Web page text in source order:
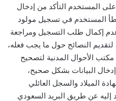
المستخدم التأكد من إدخال
المستخدم في تسجيل مولود
إكمال طلب التسجيل ومراجعة
النصائح حول ما يجب فعله،
الأحوال المدنية لتصحيح
البيانات بشكل صحيح،
الميلاد والسجل العائلي
إليه عن طريق البريد السعودي